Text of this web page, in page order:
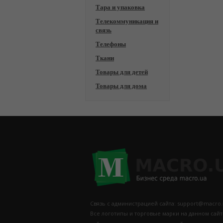
Тара и упаковка
Телекоммуникация и
связь
Телефоны
Ткани
Товары для детей
Товары для дома
Связь с администрацией сайта:
Все логотипы и торговые марки на данном